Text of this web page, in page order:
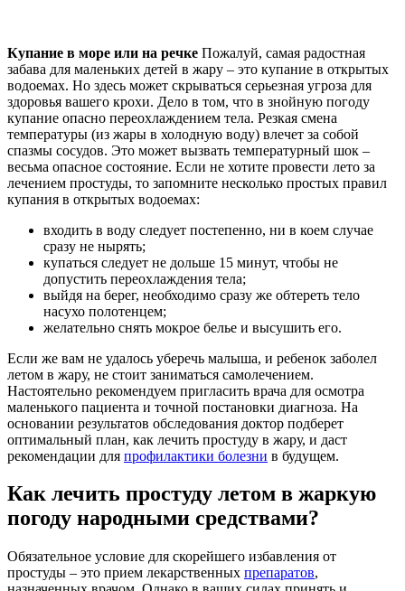
Купание в море или на речке Пожалуй, самая радостная
забава для маленьких детей в жару – это купание в открытых
водоемах. Но здесь может скрываться серьезная угроза для
здоровья вашего крохи. Дело в том, что в знойную погоду
купание опасно переохлаждением тела. Резкая смена
температуры (из жары в холодную воду) влечет за собой
спазмы сосудов. Это может вызвать температурный шок –
весьма опасное состояние. Если не хотите провести лето за
лечением простуды, то запомните несколько простых правил
купания в открытых водоемах:
входить в воду следует постепенно, ни в коем случае
сразу не нырять;
купаться следует не дольше 15 минут, чтобы не
допустить переохлаждения тела;
выйдя на берег, необходимо сразу же обтереть тело
насухо полотенцем;
желательно снять мокрое белье и высушить его.
Если же вам не удалось уберечь малыша, и ребенок заболел
летом в жару, не стоит заниматься самолечением.
Настоятельно рекомендуем пригласить врача для осмотра
маленького пациента и точной постановки диагноза. На
основании результатов обследования доктор подберет
оптимальный план, как лечить простуду в жару, и даст
рекомендации для профилактики болезни в будущем.
Как лечить простуду летом в жаркую
погоду народными средствами?
Обязательное условие для скорейшего избавления от
простуды – это прием лекарственных препаратов,